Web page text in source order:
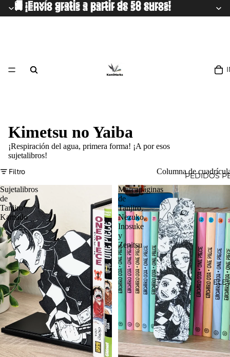
🚚 ¡Envío gratis a partir de 50 euros!
🚚 ¡Envío gratis a partir de 50 euros!
PEDIDOS
Kimetsu no Yaiba
¡Respiración del agua, primera forma! ¡A por esos
sujetalibros!
Filtro Columna de
Sujetalibros
de
Tanjiro
Kamado
Marcapáginas
de
Tanjiro,
Nezuko,
Inosuke
y
Zenitsu